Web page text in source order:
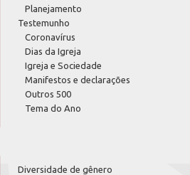
Planejamento
Testemunho
Coronavírus
Dias da Igreja
Igreja e Sociedade
Manifestos e declarações
Outros 500
Tema do Ano
Diversidade de gênero